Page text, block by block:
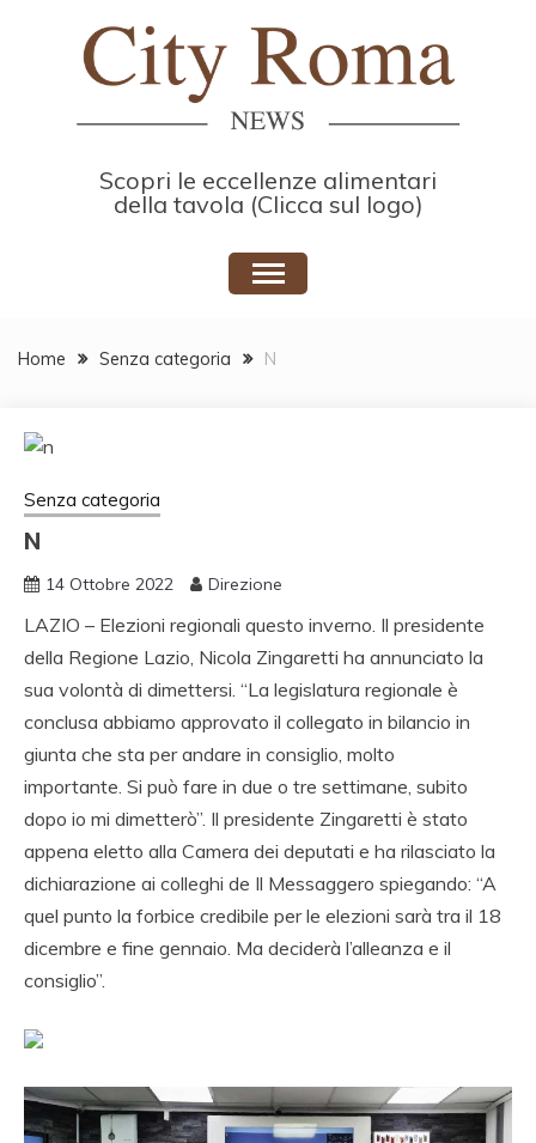
Scopri le eccellenze alimentari
della tavola (Clicca sul logo)
Home Senza categoria N
Senza categoria
N
14 Ottobre 2022 Direzione
LAZIO – Elezioni regionali questo inverno. Il presidente
della Regione Lazio, Nicola Zingaretti ha annunciato la
sua volontà di dimettersi. “La legislatura regionale è
conclusa abbiamo approvato il collegato in bilancio in
giunta che sta per andare in consiglio, molto
importante. Si può fare in due o tre settimane, subito
dopo io mi dimetterò”. Il presidente Zingaretti è stato
appena eletto alla Camera dei deputati e ha rilasciato la
dichiarazione ai colleghi de Il Messaggero spiegando: “A
quel punto la forbice credibile per le elezioni sarà tra il 18
dicembre e fine gennaio. Ma deciderà l’alleanza e il
consiglio”.